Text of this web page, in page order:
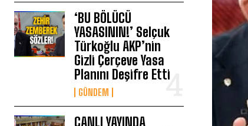
‘BU BÖLÜCÜ
YASASININ!’ Selçuk
Türkoğlu AKP’nin
Gizli Çerçeve Yasa
Planını Deşifre Etti
GÜNDEM
CANLI YAYINDA